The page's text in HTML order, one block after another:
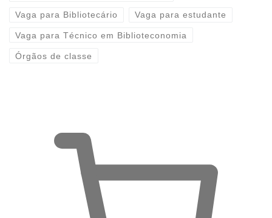
Vaga para Bibliotecário Vaga para estudante
Vaga para Técnico em Biblioteconomia
Órgãos de classe